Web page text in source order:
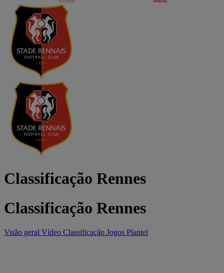
Classificação Rennes
Classificação Rennes
Visão geral Vídeo Classificação Jogos Plantel